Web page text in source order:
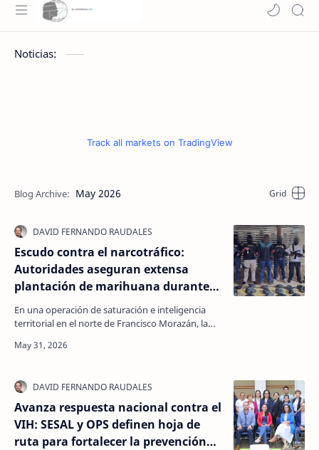
Noticias:
Track all markets on TradingView
May 2026
Escudo contra el narcotráfico:
Autoridades aseguran extensa
plantación de marihuana durante
operativo en Guaimaca
En una operación de saturación e inteligencia
territorial en el norte de Francisco Morazán, la
neutralizó u…
Avanza respuesta nacional contra el
VIH: SESAL y OPS definen hoja de
ruta para fortalecer la prevención